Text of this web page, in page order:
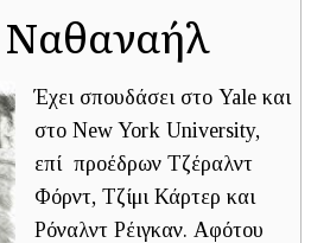
Ναθαναήλ
Έχει σπουδάσει στο Yale και
στο New York University,
επί προέδρων Τζέραλντ
Φόρντ, Τζίμι Κάρτερ και
Ρόναλντ Ρέιγκαν. Αφότου